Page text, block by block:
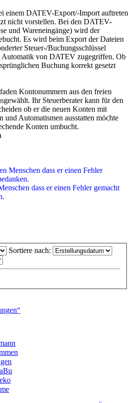
einem DATEV-Export/-Import auftreten
nicht vorstellen. Bei den DATEV-
und Wareneingänge) wird der
Es wird beim Export der Dateien
Steuer-/Buchungsschlüssel
Automatik von DATEV zugegriffen. Ob
Buchung korrekt gesetzt
Kontonummern aus den freien
Ihr Steuerberater kann für den
ob er die neuen Konten mit
und Automatismen ausstatten möchte
Konten umbucht.
Menschen dass er einen Fehler
dass er einen Fehler gemacht
Sortiere nach: